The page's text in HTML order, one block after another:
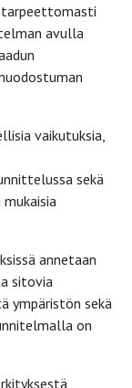
avulla
vaikutuksia,
sekä
annetaan
sitovia
ympäristön sekä
on